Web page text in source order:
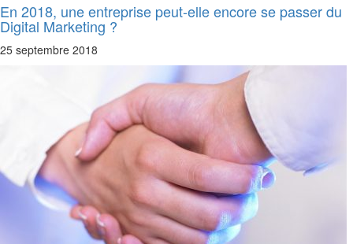
En 2018, une entreprise peut-elle encore se passer du
Digital Marketing ?
25 septembre 2018